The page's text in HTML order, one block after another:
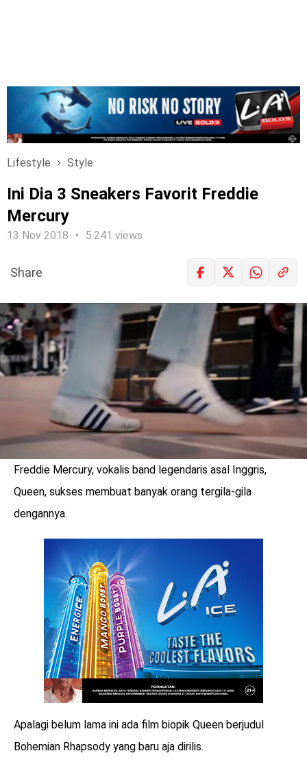
Lifestyle Style
Ini Dia 3 Sneakers Favorit Freddie
Mercury
13 Nov 2018 5.241 views
benefit
menarik
LOGIN
Share
Freddie Mercury, vokalis band legendaris asal Inggris,
Queen, sukses membuat banyak orang tergila-gila
dengannya.
Apalagi belum lama ini ada film biopik Queen berjudul
Bohemian Rhapsody yang baru aja dirilis.